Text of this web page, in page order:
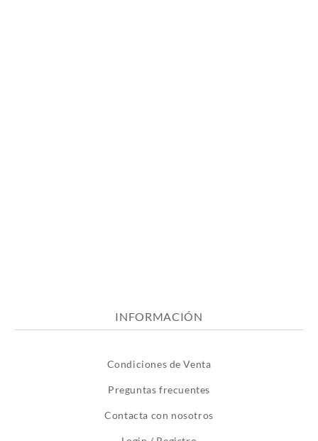
INFORMACIÓN
Condiciones de Venta
Preguntas frecuentes
Contacta con nosotros